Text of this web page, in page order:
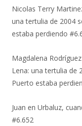
Nicolas Terry
una tertulia de 2004
estaba perdiendo
Magdalena
Lena: una tertulia de
Puerto estaba
Juan en Urbaluz,
#6.652